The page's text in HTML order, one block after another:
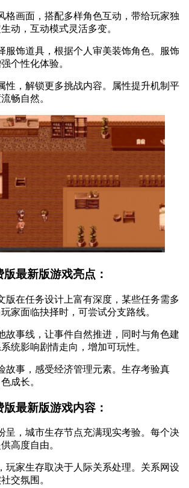
格画面，搭配多样角色互动，带给玩家独
动，互动模式灵活多变。
服饰道具，根据个人审美装饰角色。服饰
个性化体验。
性，解锁更多挑战内容。属性提升机制平
畅自然。
最新版游戏亮点：
版在任务设计上富有深度，某些任务需多
家面临抉择时，可尝试分支路线。
故事线，让事件自然推进，同时与角色建
统影响剧情走向，增加可玩性。
故事，感受经济管理元素。生存考验真
成长。
最新版游戏内容：
呈，城市生存节点充满现实考验。每个决
高度自由。
玩家生存取决于人际关系处理。关系网设
交氛围。